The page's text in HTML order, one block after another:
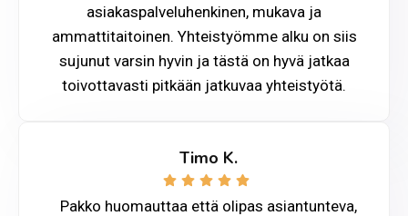
Ä
V
M
P
K
asiakaspalveluhenkinen, mukava ja
ammattitaitoinen. Yhteistyömme alku on siis
sujunut varsin hyvin ja tästä on hyvä jatkaa
toivottavasti pitkään jatkuvaa yhteistyötä.
Timo K.
Pakko huomauttaa että olipas asiantunteva,